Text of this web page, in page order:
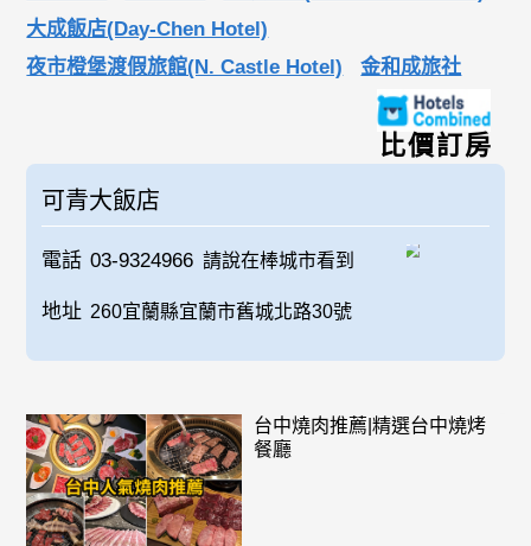
大成飯店(Day-Chen Hotel)
夜市橙堡渡假旅館(N. Castle Hotel)
金和成旅社
比價訂房
可青大飯店
電話 03-9324966 請說在棒城市看到
地址 260宜蘭縣宜蘭市舊城北路30號
台中燒肉推薦|精選台中燒烤
餐廳